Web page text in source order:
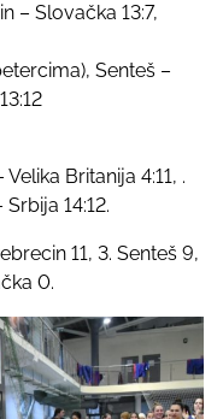
– Slovačka 13:7,
Senteš –
Britanija 4:11, .
14:12.
11, 3. Senteš 9,
0.